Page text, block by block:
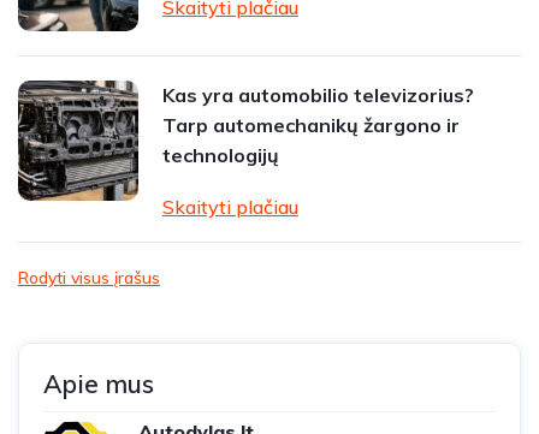
Skaityti plačiau
Kas yra automobilio televizorius?
Tarp automechanikų žargono ir
technologijų
Skaityti plačiau
Rodyti visus įrašus
Apie mus